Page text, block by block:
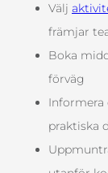
Välj
främjar
Boka
förväg
Informera
praktiska